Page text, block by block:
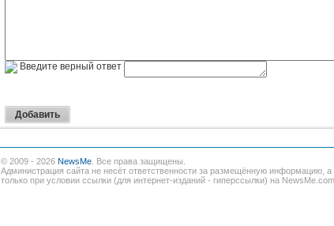
Введите верный ответ
© 2009 - 2026 NewsMe . Все права защищены.
Администрация сайта не несёт ответственности за размещённую информацию,
только при условии ссылки (для интернет-изданий - гиперссылки) на